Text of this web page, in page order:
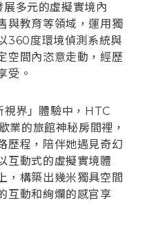
多元的虛擬實境內
與教育等領域，運用獨
360度環境偵測系統與
空間內恣意走動，經歷
受。
界」體驗中，HTC
業的旅館神秘房間裡，
歷程，陪伴她遇見奇幻
互動式的虛擬實境體
，構築出幾米獨具空間
互動和絢爛的感官享